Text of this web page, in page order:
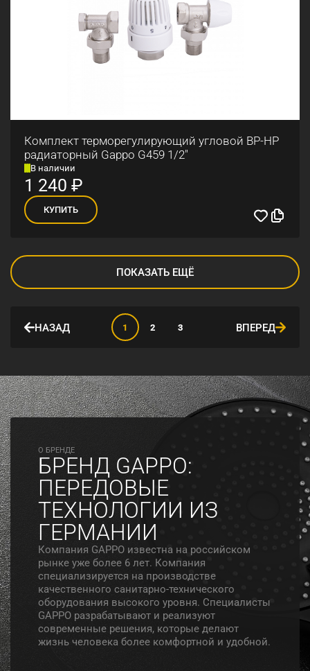
Комплект терморегулирующий угловой ВР-НР
радиаторный Gappo G459 1/2"
В наличии
1 240 ₽
КУПИТЬ
ПОКАЗАТЬ ЕЩЁ
НАЗАД 1 2 3 ВПЕРЕД
O БРЕНДЕ
БРЕНД GAPPO:
ПЕРЕДОВЫЕ
ТЕХНОЛОГИИ ИЗ
ГЕРМАНИИ
Компания GAPPO известна на российском
рынке уже более 6 лет. Компания
специализируется на производстве
качественного санитарно-технического
оборудования высокого уровня. Специалисты
GAPPO разрабатывают и реализуют
современные решения, которые делают
жизнь человека более комфортной и удобной.